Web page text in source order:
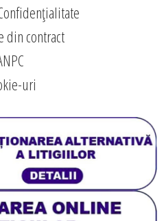
din contract
uri